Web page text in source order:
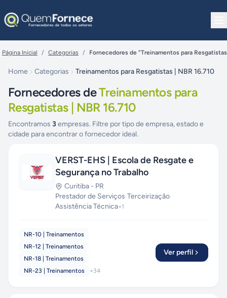
Página Inicial / Categorias / Fornecedores de "Treinamentos para Resgatistas
Home Categorias Treinamentos para Resgatistas | NBR 16.710
Fornecedores deTreinamentos para
Resgatistas | NBR 16.710
Encontramos 3 empresas. Filtre por tipo de empresa, estado e
cidade para encontrar o fornecedor ideal.
VERST-EHS | Escola de Resgate e
Segurança no Trabalho
Curitiba - PR
Prestador de Serviços·Terceirização·
Assistência Técnica+1
NR-10 | Treinamentos
NR-12 | Treinamentos
NR-18 | Treinamentos
NR-23 | Treinamentos
+34
Ver perfil